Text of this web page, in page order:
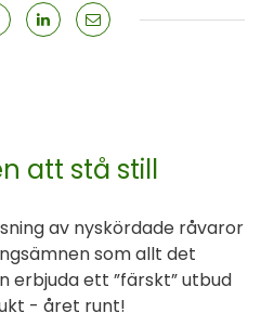
att stå still
av nyskördade råvaror
som allt det
erbjuda ett ”färskt” utbud
- året runt!